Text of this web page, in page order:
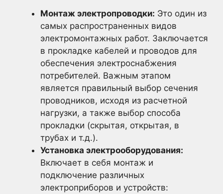
Монтаж электропроводки: Это один из
самых распространенных видов
электромонтажных работ. Заключается
в прокладке кабелей и проводов для
обеспечения электроснабжения
потребителей. Важным этапом
является правильный выбор сечения
проводников, исходя из расчетной
нагрузки, а также выбор способа
прокладки (скрытая, открытая, в
трубах и т.д.).
Установка электрооборудования:
Включает в себя монтаж и
подключение различных
электроприборов и устройств: